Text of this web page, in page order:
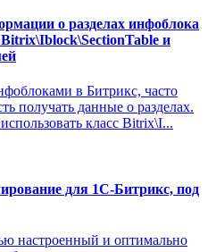
о разделах инфоблока
и
в Битрикс, часто
получать данные о разделах.
класс Bitrix\I...
для 1С-Битрикс, под
настроенный и оптимально